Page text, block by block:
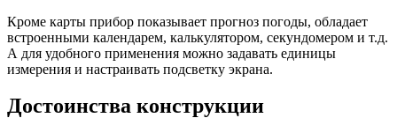
Кроме карты прибор показывает прогноз погоды, обладает
встроенными календарем, калькулятором, секундомером и т.д.
А для удобного применения можно задавать единицы
измерения и настраивать подсветку экрана.
Достоинства конструкции